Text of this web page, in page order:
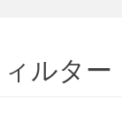
ルター